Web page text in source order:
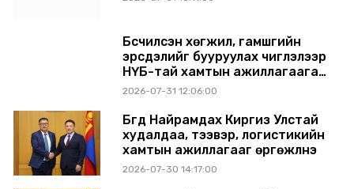
Бүсчилсэн хөгжил, гамшгийн
эрсдэлийг бууруулах чиглэлээр
НҮБ-тай хамтын ажиллагаагаа
өргөжүүлэхээр санал солилцлоо
2026-07-31 12:06:00
Бүгд Найрамдах Киргиз Улстай
худалдаа, тээвэр, логистикийн
хамтын ажиллагааг өргөжүүлнэ
2026-07-30 14:17:00